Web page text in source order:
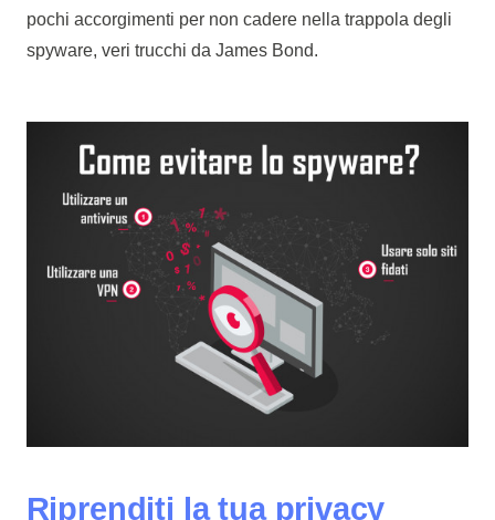
pochi accorgimenti per non cadere nella trappola degli
spyware, veri trucchi da James Bond.
Riprenditi la tua privacy